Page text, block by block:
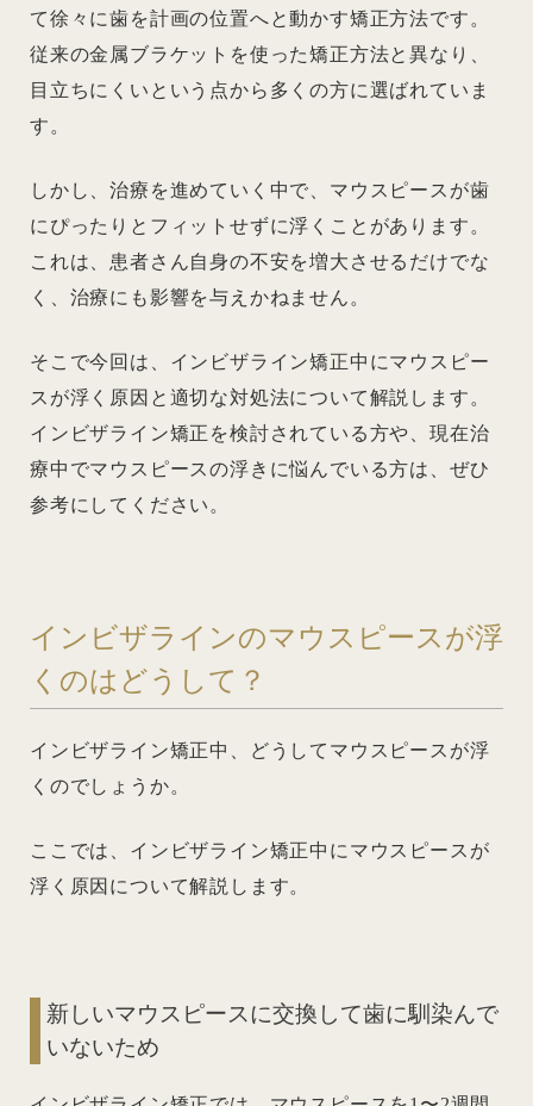
て徐々に歯を計画の位置へと動かす矯正方法です。
従来の金属ブラケットを使った矯正方法と異なり、
目立ちにくいという点から多くの方に選ばれていま
す。
しかし、治療を進めていく中で、マウスピースが歯
にぴったりとフィットせずに浮くことがあります。
これは、患者さん自身の不安を増大させるだけでな
く、治療にも影響を与えかねません。
そこで今回は、インビザライン矯正中にマウスピー
スが浮く原因と適切な対処法について解説します。
インビザライン矯正を検討されている方や、現在治
療中でマウスピースの浮きに悩んでいる方は、ぜひ
参考にしてください。
インビザラインのマウスピースが浮
くのはどうして？
インビザライン矯正中、どうしてマウスピースが浮
くのでしょうか。
ここでは、インビザライン矯正中にマウスピースが
浮く原因について解説します。
新しいマウスピースに交換して歯に馴染んで
いないため